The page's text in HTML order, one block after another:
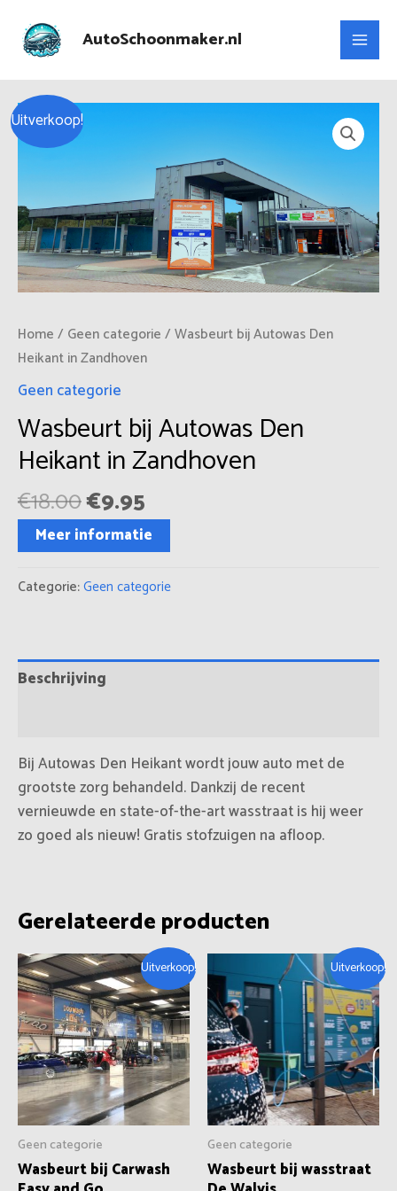
naar
inhoud
AutoSchoonmaker.nl
Main
Uitverkoop!
Home / Geen categorie / Wasbeurt bij Autowas Den
Heikant in Zandhoven
Geen categorie
Wasbeurt bij Autowas Den
Heikant in Zandhoven
€18.00
Oorspronkelijke
prijs
was:
€18.00.
€9.95
Huidige
prijs
is:
€9.95.
Meer informatie
Categorie:Geen categorie
Beschrijving
Bij Autowas Den Heikant wordt jouw auto met de
grootste zorg behandeld. Dankzij de recent
vernieuwde en state-of-the-art wasstraat is hij weer
zo goed als nieuw! Gratis stofzuigen na afloop.
Gerelateerde producten
Uitverkoop!
Geen categorie
Wasbeurt bij Carwash
Oorspronkelijke
prijs
was:
€17.50.
Huidige
prijs
is:
€9.50.
Uitverkoop!
Geen categorie
Wasbeurt bij wasstraat
Oorspronkelijke
prijs
was:
Huidige
prijs
€8.95.